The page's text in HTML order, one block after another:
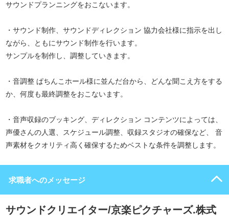
サウンドプランニングをおこないます。
・サウンド制作、サウンドディレクション 協力会社様に指示を出し
ながら、ともにサウンド制作を行います。
サンプルを制作し、調整していきます。
・音調整 ぱちんこホール様に並んだ台から、どんな聞こえ方をする
か、何度も最終調整をおこないます。
・音声収録のブッキング、ディレクション コンテンツによっては、
声優さんの人選、スケジュール調整、収録スタジオの確保など、 音
声素材をクオリティ高く確保するためベストな条件を調整します。
求職者へのメッセージ
サウンドクリエイター/京楽ピクチャーズ.株式